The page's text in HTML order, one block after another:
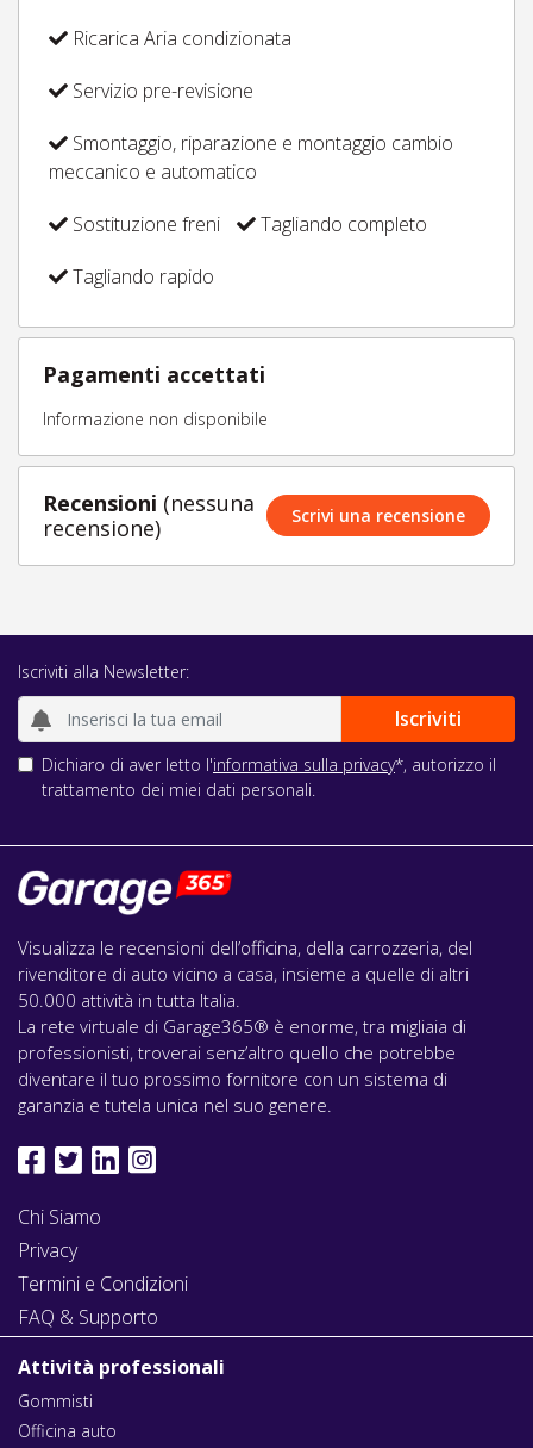
Ricarica Aria condizionata
Servizio pre-revisione
Smontaggio, riparazione e montaggio cambio
meccanico e automatico
Sostituzione freni
Tagliando completo
Tagliando rapido
Pagamenti accettati
Informazione non disponibile
Recensioni (nessuna
recensione)
Scrivi una recensione
Iscriviti alla Newsletter:
Dichiaro di aver letto l'informativa sulla privacy*, autorizzo il
trattamento dei miei dati personali.
Visualizza le recensioni dell’officina, della carrozzeria, del
rivenditore di auto vicino a casa, insieme a quelle di altri
50.000 attività in tutta Italia.
La rete virtuale di Garage365® è enorme, tra migliaia di
professionisti, troverai senz’altro quello che potrebbe
diventare il tuo prossimo fornitore con un sistema di
garanzia e tutela unica nel suo genere.
Chi Siamo
Privacy
Termini e Condizioni
FAQ & Supporto
Attività professionali
Gommisti
Officina auto